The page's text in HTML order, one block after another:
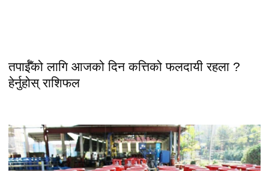
तपाईँको लागि आजको दिन कत्तिको फलदायी रहला ?
हेर्नुहोस् राशिफल